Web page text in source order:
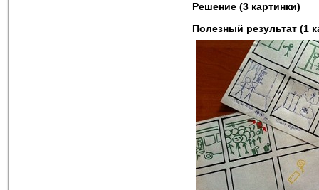
Решение (3 картинки)
Полезный результат (1